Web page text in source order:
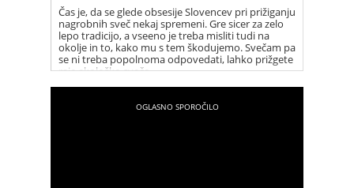
Čas je, da se glede obsesije Slovencev pri prižiganju
nagrobnih sveč nekaj spremeni. Gre sicer za zelo
lepo tradicijo, a vseeno je treba misliti tudi na
okolje in to, kako mu s tem škodujemo. Svečam pa
se ni treba popolnoma odpovedati, lahko prižgete
raje ekološko svečo.